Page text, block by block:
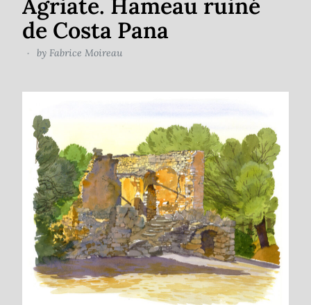
Agriate. Hameau ruiné
de Costa Pana
by Fabrice Moireau